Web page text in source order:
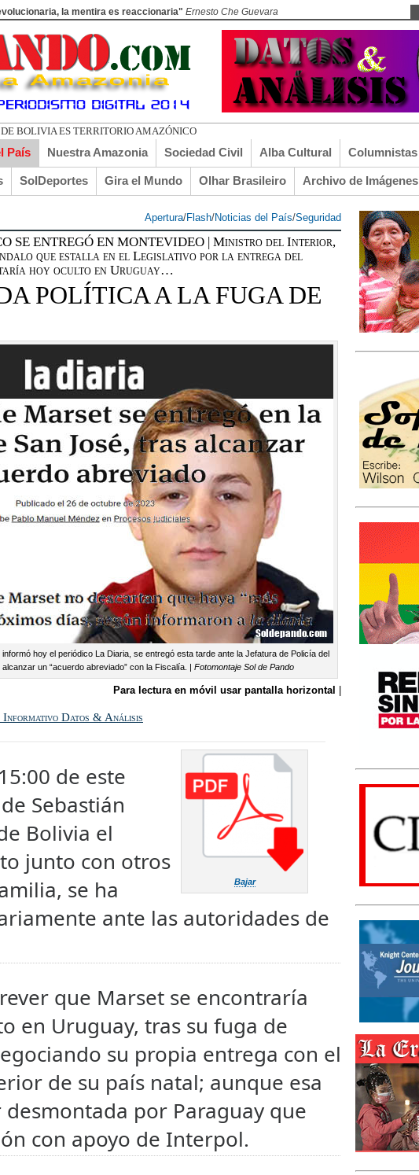
la mentira es reaccionaria" Ernesto Che Guevara
LLAMA
País Nuestra Amazonia Sociedad Civil Alba Cultural Columnistas
SolDeportes Gira el Mundo Olhar Brasileiro Archivo de Imágenes
Apertura/Flash/Noticias del País/Seguridad
SE ENTREGÓ EN MONTEVIDEO | Ministro del Interior,
que estalla en el Legislativo por la entrega del
hoy oculto en Uruguay…
POLÍTICA A LA FUGA DE
hoy el periódico La Diaria, se entregó esta tarde ante la Jefatura de Policía del
un “acuerdo abreviado” con la Fiscalía. | Fotomontaje Sol de Pando
Para lectura en móvil usar pantalla horizontal
Informativo Datos & Análisis
Bajar
de este
Sebastián
Bolivia el
junto con otros
se ha
ante las autoridades de
que Marset se encontraría
en Uruguay, tras su fuga de
su propia entrega con el
de su país natal; aunque esa
por Paraguay que
con apoyo de Interpol.